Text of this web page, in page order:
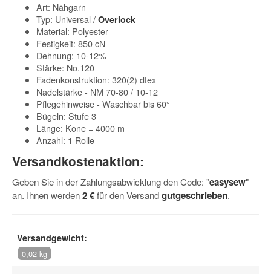
Art: Nähgarn
Typ: Universal / Overlock
Material: Polyester
Festigkeit: 850 cN
Dehnung: 10-12%
Stärke: No.120
Fadenkonstruktion: 320(2) dtex
Nadelstärke - NM 70-80 / 10-12
Pflegehinweise - Waschbar bis 60°
Bügeln: Stufe 3
Länge: Kone = 4000 m
Anzahl: 1 Rolle
Versandkostenaktion:
Geben Sie in der Zahlungsabwicklung den Code: "easysew"
an. Ihnen werden2 €für den Versandgutgeschrieben.
Versandgewicht:
0,02 kg